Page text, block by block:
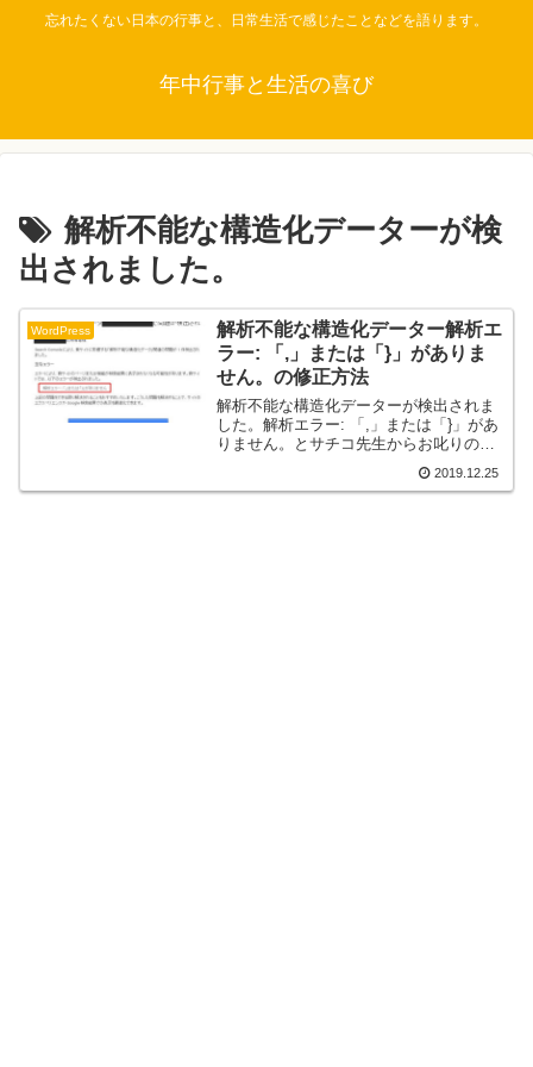
忘れたくない日本の行事と、日常生活で感じたことなどを語ります。
年中行事と生活の喜び
解析不能な構造化データーが検
出されました。
WordPress
解析不能な構造化データー解析エ
ラー: 「,」または「}」がありま
せん。の修正方法
解析不能な構造化データーが検出されま
した。解析エラー: 「,」または「}」があ
りません。とサチコ先生からお叱りのメ
ール。一体どうすればいいのと不安にな
りながらも、エラーを解消した方法を備
2019.12.25